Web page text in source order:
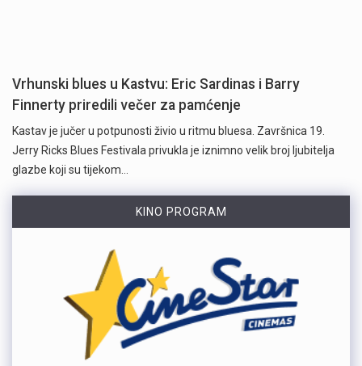
Vrhunski blues u Kastvu: Eric Sardinas i Barry
Finnerty priredili večer za pamćenje
Kastav je jučer u potpunosti živio u ritmu bluesa. Završnica 19.
Jerry Ricks Blues Festivala privukla je iznimno velik broj ljubitelja
glazbe koji su tijekom…
KINO PROGRAM